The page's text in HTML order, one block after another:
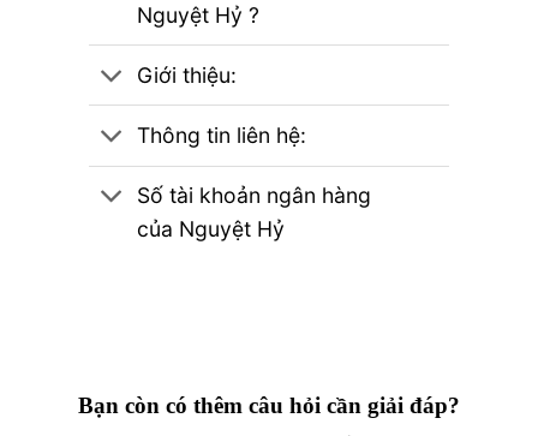
Nguyệt Hỷ ?
Giới thiệu:
Thông tin liên hệ:
Số tài khoản ngân hàng
của Nguyệt Hỷ
Bạn còn có thêm câu hỏi cần giải đáp?